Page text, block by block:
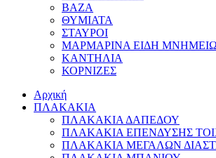
ΒΑΖΑ
ΘΥΜΙΑΤΑ
ΣΤΑΥΡΟΙ
ΜΑΡΜΑΡΙΝΑ ΕΙΔΗ
ΚΑΝΤΗΛΙΑ
ΚΟΡΝΙΖΕΣ
Αρχική
ΠΛΑΚΑΚΙΑ
ΠΛΑΚΑΚΙΑ ΔΑΠΕΔΟΥ
ΠΛΑΚΑΚΙΑ ΕΠΕΝΔΥΣΗΣ
ΠΛΑΚΑΚΙΑ ΜΕΓΑΛΩΝ